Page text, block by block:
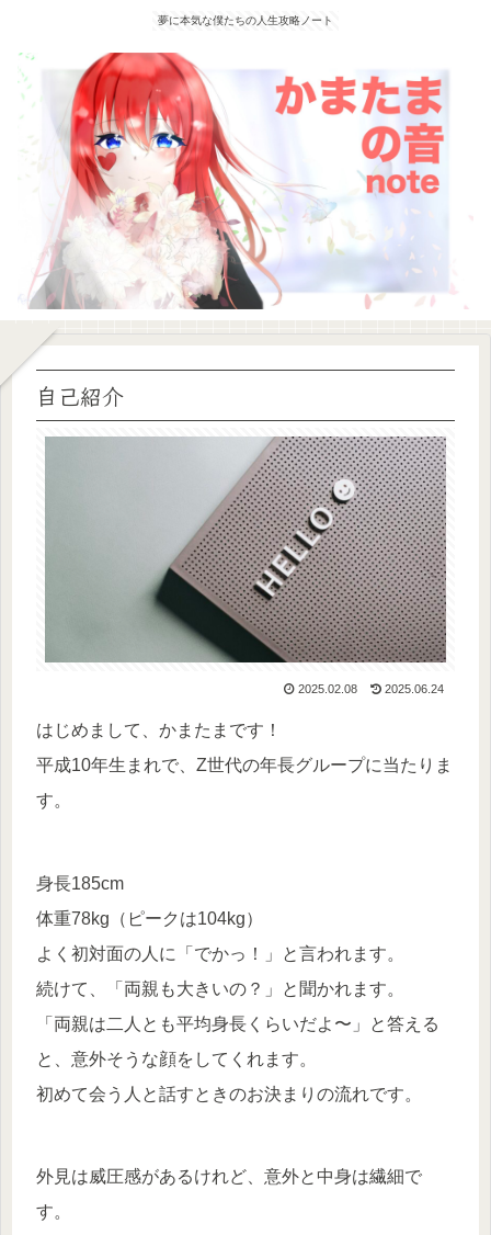
夢に本気な僕たちの人生攻略ノート
自己紹介
2025.02.08 2025.06.24
はじめまして、かまたまです！
平成10年生まれで、Z世代の年長グループに当たりま
す。
身長185cm
体重78kg（ピークは104kg）
よく初対面の人に「でかっ！」と言われます。
続けて、「両親も大きいの？」と聞かれます。
「両親は二人とも平均身長くらいだよ〜」と答える
と、意外そうな顔をしてくれます。
初めて会う人と話すときのお決まりの流れです。
外見は威圧感があるけれど、意外と中身は繊細で
す。